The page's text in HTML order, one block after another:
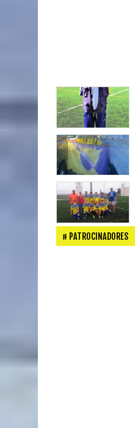
PATROCINADORES